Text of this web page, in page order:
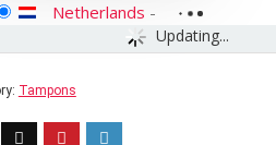
Updating...
Netherlands -
Tampons